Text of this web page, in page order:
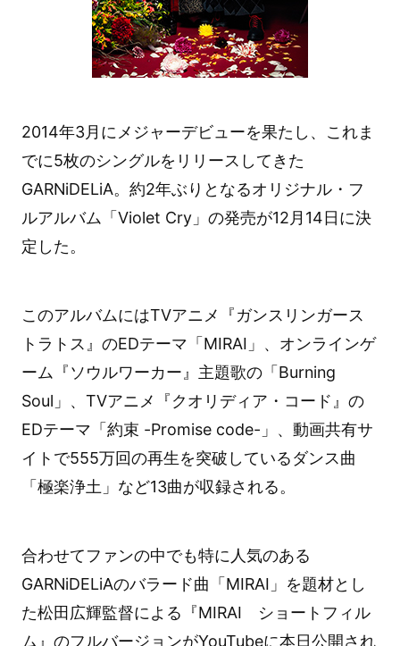
2014年3月にメジャーデビューを果たし、これま
でに5枚のシングルをリリースしてきた
GARNiDELiA。約2年ぶりとなるオリジナル・フ
ルアルバム「Violet Cry」の発売が12月14日に決
定した。
このアルバムにはTVアニメ『ガンスリンガース
トラトス』のEDテーマ「MIRAI」、オンラインゲ
ーム『ソウルワーカー』主題歌の「Burning
Soul」、TVアニメ『クオリディア・コード』の
EDテーマ「約束 -Promise code-」、動画共有サ
イトで555万回の再生を突破しているダンス曲
「極楽浄土」など13曲が収録される。
合わせてファンの中でも特に人気のある
GARNiDELiAのバラード曲「MIRAI」を題材とし
た松田広輝監督による『MIRAI ショートフィル
ム』のフルバージョンがYouTubeに本日公開され